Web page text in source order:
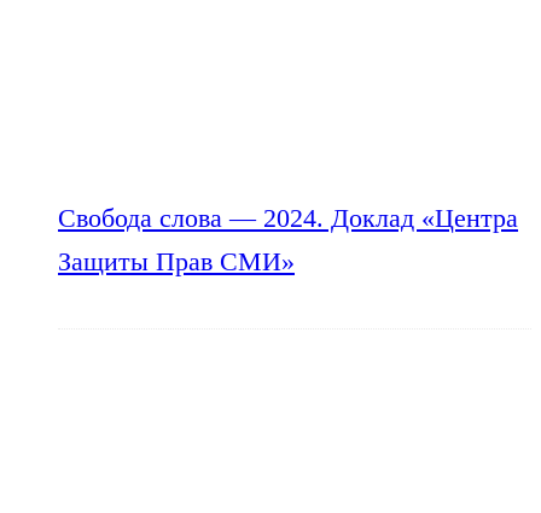
Свобода слова — 2024. Доклад «Центра
Защиты Прав СМИ»